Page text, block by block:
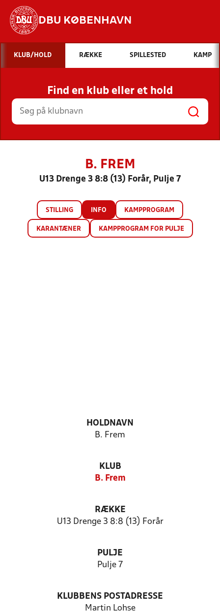
DBU KØBENHAVN
Hvad vil du søge efter?
INDHOLD OG NYHEDER
STILLINGER, RESULTATER, KLUBBER OG
HOLD
KLUB/HOLD RÆKKE SPILLESTED KAMP
Find en klub eller et hold
B. FREM
U13 Drenge 3 8:8 (13) Forår, Pulje 7
STILLING INFO KAMPPROGRAM
KARANTÆNER KAMPPROGRAM FOR PULJE
HOLDNAVN
B. Frem
KLUB
B. Frem
RÆKKE
U13 Drenge 3 8:8 (13) Forår
PULJE
Pulje 7
KLUBBENS POSTADRESSE
Martin Lohse